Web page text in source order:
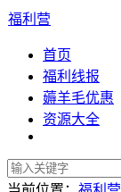
福利营
首页
福利线报
薅羊毛优惠
资源大全